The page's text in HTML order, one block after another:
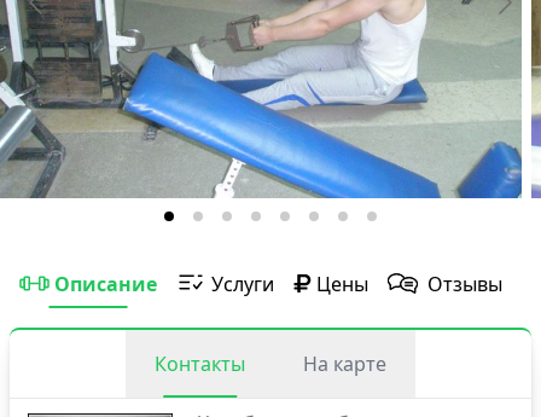
Описание Услуги Цены Отзывы
Контакты На карте